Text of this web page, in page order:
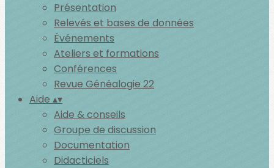
Présentation
Relevés et bases de données
Événements
Ateliers et formations
Conférences
Revue Généalogie 22
Aide ▴▾
Aide & conseils
Groupe de discussion
Documentation
Didacticiels